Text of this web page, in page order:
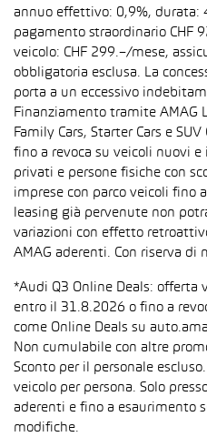
annuo effettivo: 0,9%, durata:
pagamento straordinario CHF
veicolo: CHF 299.–/mese,
obbligatoria esclusa. La
porta a un eccessivo
Finanziamento tramite AMAG
Family Cars, Starter Cars e
fino a revoca su veicoli nuovi
privati e persone fisiche con
imprese con parco veicoli fino
leasing già pervenute non
variazioni con effetto
AMAG aderenti. Con riserva di
*Audi Q3 Online Deals:
entro il 31.8.2026 o fino a
come Online Deals su
Non cumulabile con altre
Sconto per il personale
veicolo per persona. Solo
aderenti e fino a esaurimento
modifiche.